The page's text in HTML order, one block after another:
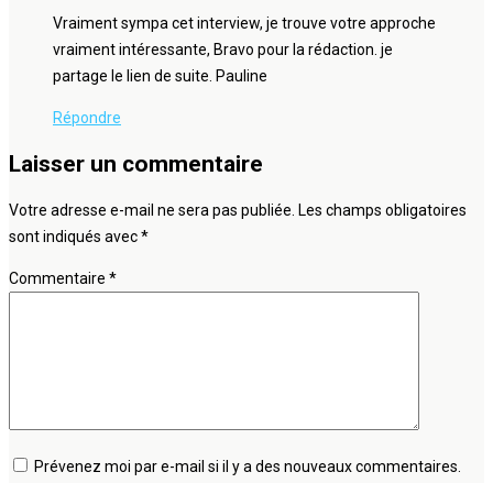
Vraiment sympa cet interview, je trouve votre approche
vraiment intéressante, Bravo pour la rédaction. je
partage le lien de suite. Pauline
Répondre
Laisser un commentaire
Votre adresse e-mail ne sera pas publiée. Les champs obligatoires
sont indiqués avec*
Commentaire *
Prévenez moi par e-mail si il y a des nouveaux commentaires.